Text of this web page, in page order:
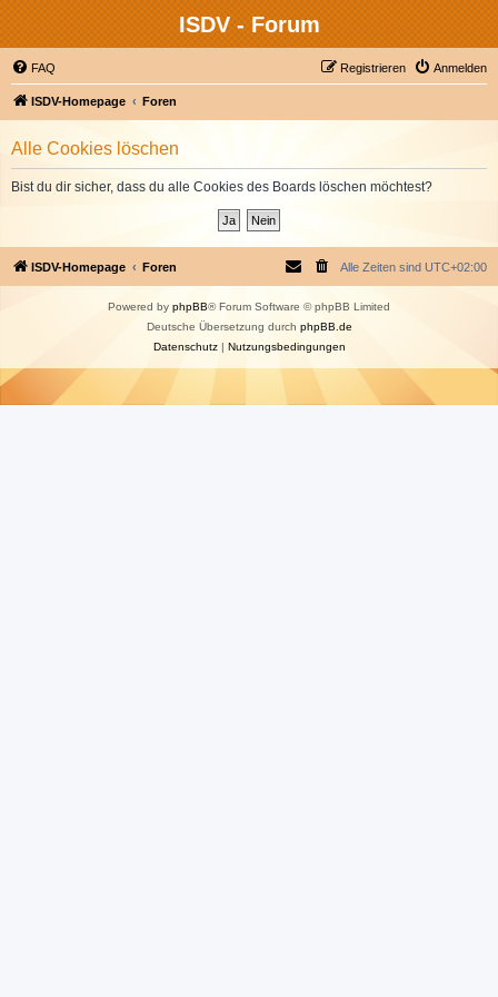
ISDV - Forum
FAQ Anmelden
Registrieren
ISDV-Homepage Foren
Alle Cookies löschen
Bist du dir sicher, dass du alle Cookies des Boards löschen möchtest?
ISDV-Homepage Foren Alle Zeiten sind UTC+02:00
Powered by phpBB® Forum Software © phpBB Limited
Deutsche Übersetzung durch phpBB.de
Datenschutz| Nutzungsbedingungen